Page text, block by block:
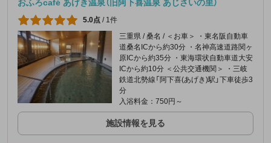
おふろcafé あげき温泉（旧阿下喜温泉 あじさいの里）
5.0点 / 1件
三重県 / 桑名 / ＜お車＞ ・東名阪自動車
道桑名ICから約30分 ・名神高速道路関ヶ
原ICから約35分 ・東海環状自動車道大安
ICから約10分 ＜公共交通機関＞ ・三岐
鉄道北勢線「阿下喜(あげき)駅」下車徒歩3
分
入浴料金：750円～
施設情報を見る